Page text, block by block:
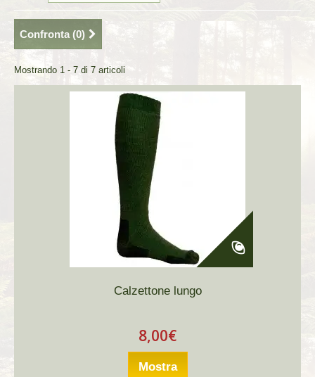
Confronta (0)
Mostrando 1 - 7 di 7 articoli
Calzettone lungo
8,00€
Mostra